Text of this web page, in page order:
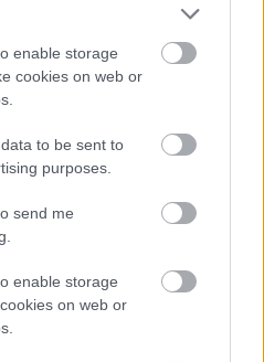
enable storage
cookies on web or
to be sent to
purposes.
send me
enable storage
on web or
κινηματογράφο της Veso
Ηλείας κατάγραψε σήμερα
στην Ελλάδα